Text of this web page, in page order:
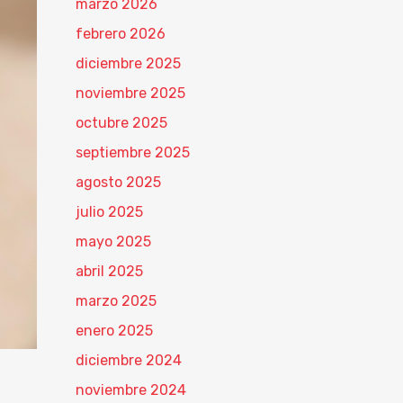
marzo 2026
febrero 2026
diciembre 2025
noviembre 2025
octubre 2025
septiembre 2025
agosto 2025
julio 2025
mayo 2025
abril 2025
marzo 2025
enero 2025
diciembre 2024
noviembre 2024